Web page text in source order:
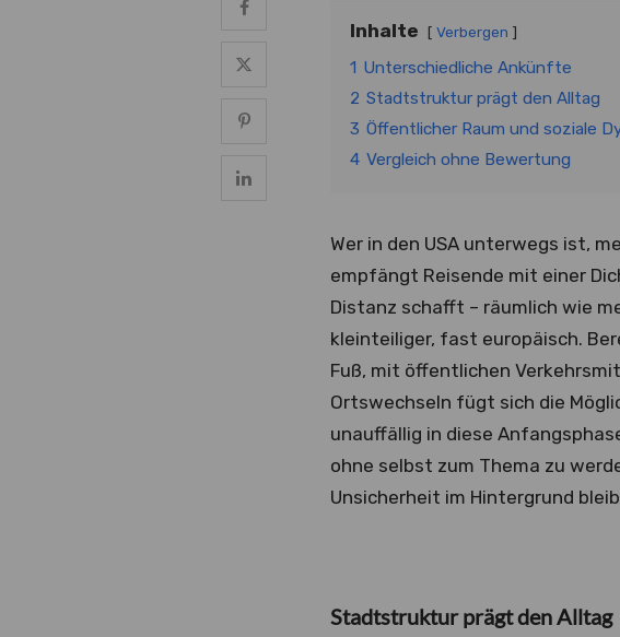
Inhalte Verbergen
1 Unterschiedliche Ankünfte
2 Stadtstruktur prägt den Alltag
3 Öffentlicher Raum und soziale
4 Vergleich ohne Bewertung
Wer in den USA unterwegs ist,
empfängt Reisende mit einer
Distanz schafft – räumlich wie
kleinteiliger, fast europäisch.
Fuß, mit öffentlichen
Ortswechseln fügt sich die
unauffällig in diese
ohne selbst zum Thema zu
Unsicherheit im Hintergrund
Stadtstruktur prägt den Alltag